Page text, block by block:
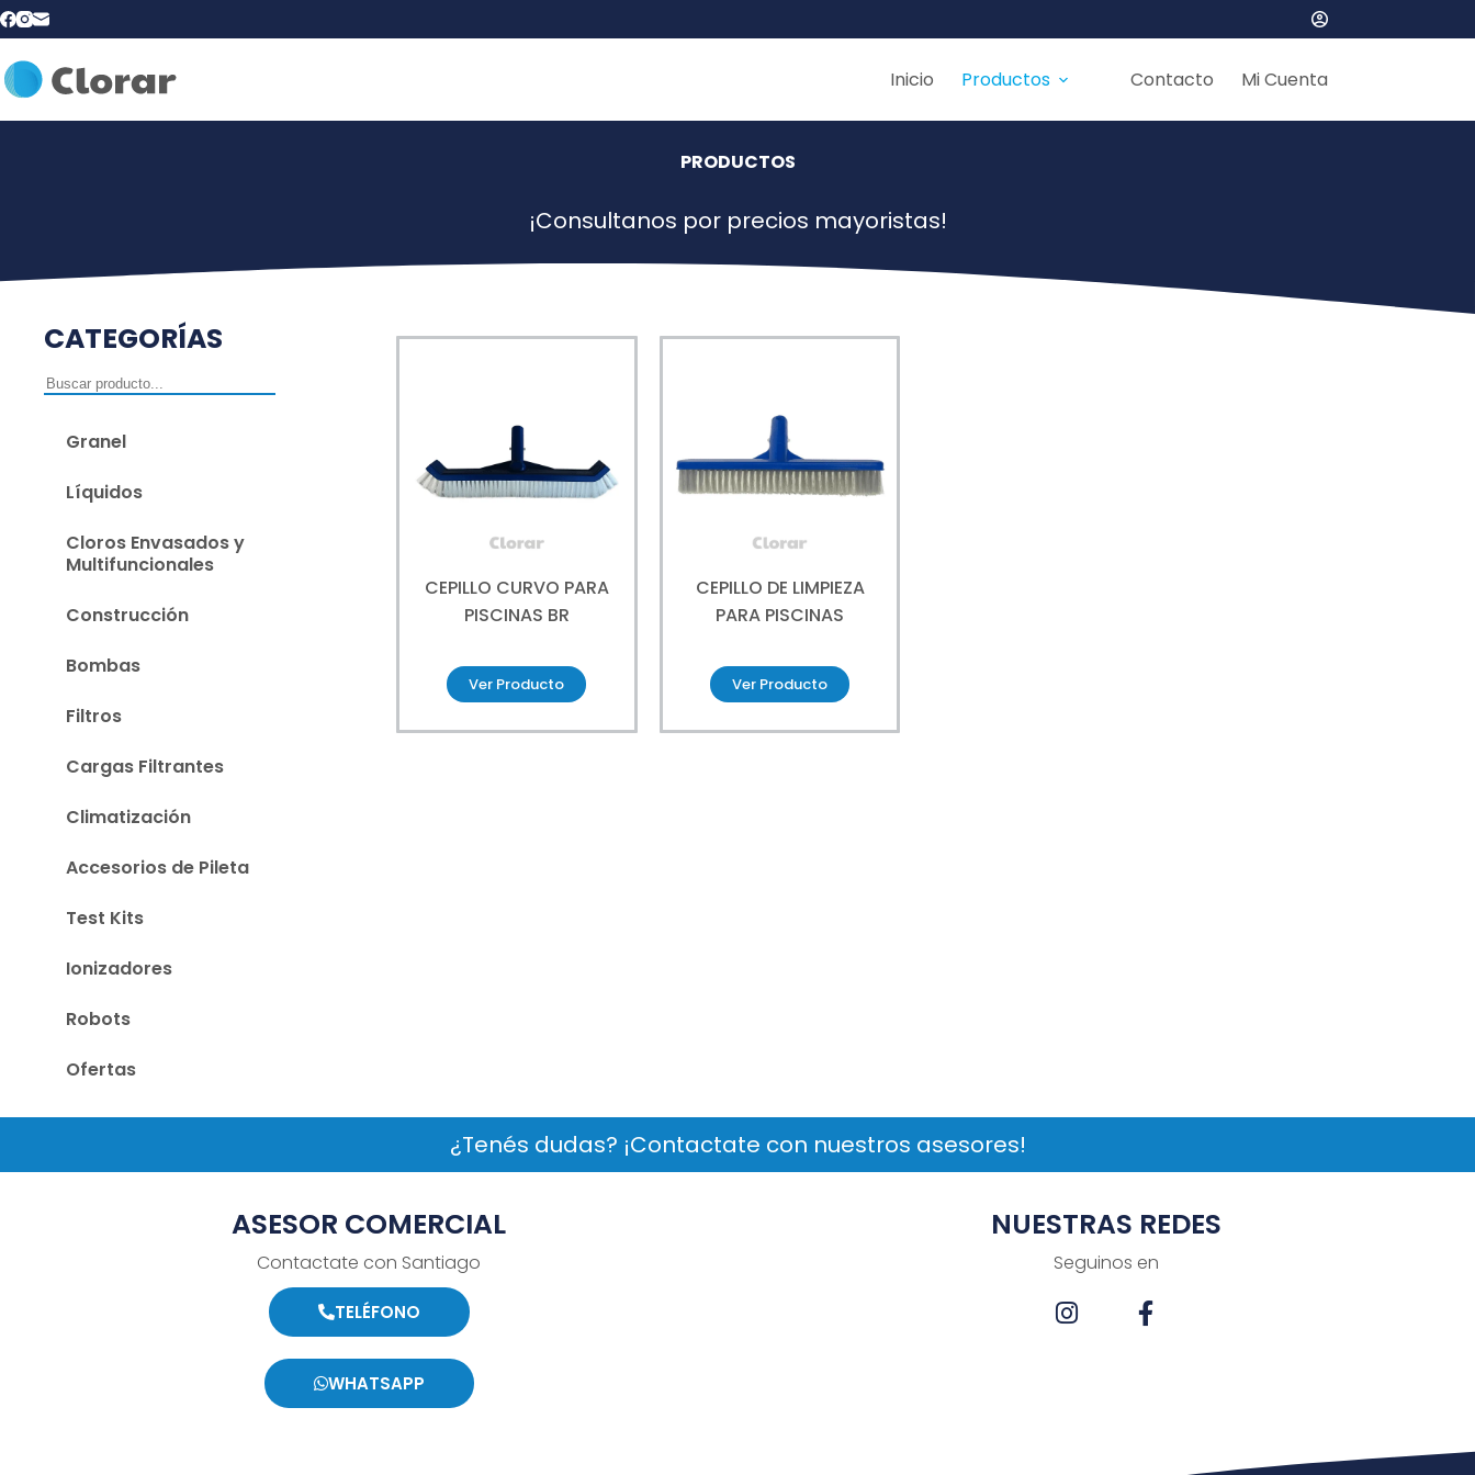
Inicio Productos Contacto Mi Cuenta
PRODUCTOS
¡Consultanos por precios mayoristas!
CATEGORÍAS
Granel
Líquidos
Cloros Envasados y
Multifuncionales
Construcción
Bombas
Filtros
Cargas Filtrantes
Climatización
Accesorios de Pileta
Test Kits
Ionizadores
Robots
Ofertas
CEPILLO CURVO PARA
PISCINAS BR
Ver Producto
CEPILLO DE LIMPIEZA
PARA PISCINAS
Ver Producto
¿Tenés dudas? ¡Contactate con nuestros asesores!
ASESOR COMERCIAL
Contactate con Santiago
TELÉFONO
WHATSAPP
NUESTRAS REDES
Seguinos en